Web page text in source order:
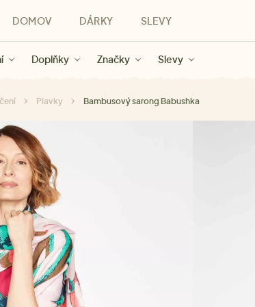
Doplňky Značky Slevy
Značky Slevy
DOMOV
Slevy
DÁRKY
Pro děti Pro všechny Dárkové poukazy
SLEVY
muži
Plavky Bambusový sarong Babushka